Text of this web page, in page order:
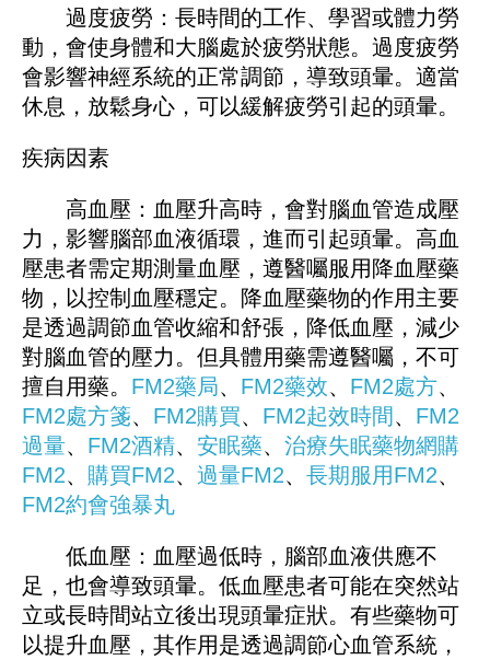
過度疲勞：長時間的工作、學習或體力勞
動，會使身體和大腦處於疲勞狀態。過度疲勞
會影響神經系統的正常調節，導致頭暈。適當
休息，放鬆身心，可以緩解疲勞引起的頭暈。
疾病因素
高血壓：血壓升高時，會對腦血管造成壓
力，影響腦部血液循環，進而引起頭暈。高血
壓患者需定期測量血壓，遵醫囑服用降血壓藥
物，以控制血壓穩定。降血壓藥物的作用主要
是透過調節血管收縮和舒張，降低血壓，減少
對腦血管的壓力。但具體用藥需遵醫囑，不可
擅自用藥。 FM2藥局、 FM2藥效、 FM2處方、
FM2處方箋、 FM2購買、 FM2起效時間、 FM2
過量、 FM2酒精、 安眠藥、 治療失眠藥物網購
FM2、 購買FM2、 過量FM2、 長期服用FM2、
FM2約會強暴丸
低血壓：血壓過低時，腦部血液供應不
足，也會導致頭暈。低血壓患者可能在突然站
立或長時間站立後出現頭暈症狀。有些藥物可
以提升血壓，其作用是透過調節心血管系統，